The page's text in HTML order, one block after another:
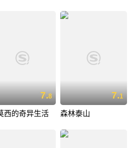
7.8
西的奇异生活
7.1
森林泰山